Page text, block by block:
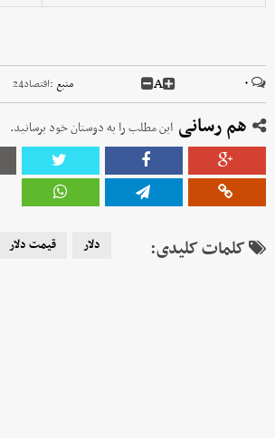
۰ A منبع :اقتصاد24
هم رسانی این مطلب را به دوستان خود برسانید.
کلمات کلیدی: دلار قیمت دلار